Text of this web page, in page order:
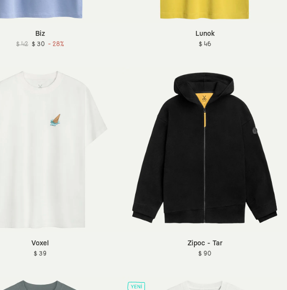
Biz
$ 42 $ 30 - 28%
Lunok
$ 46
Voxel
$ 39
Zipoc - Tar
$ 90